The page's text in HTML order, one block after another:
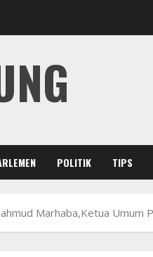
POLITIK TIPS
Marhaba,Ketua Umum